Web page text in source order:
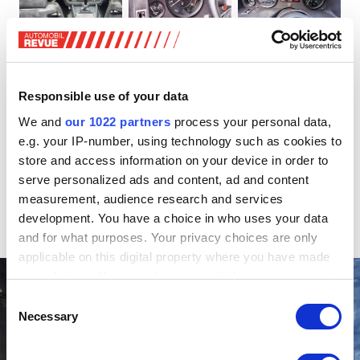
Responsible use of your data
We and our 1022 partners process your personal data,
e.g. your IP-number, using technology such as cookies to
store and access information on your device in order to
serve personalized ads and content, ad and content
measurement, audience research and services
development. You have a choice in who uses your data
and for what purposes. Your privacy choices are only
applicable on this digital property where you have made
your choices. You can change or withdraw your consent
the Privacy trigger icon.
Selection
Necessary
Auch wenn der Khamsin über den gleichen Radstand wie
doch eine komplette Neukonstruktion. Hinten gab es -
endlich - keine Starrachse mehr, sondern an
Doppelquerlenkern einzeln aufgehängte Räder, vorne
waren es Trapez-Dreieckquerlenker und Schraubenfedern.
Mit 4,4 Metern Länge war der Maserati doch ziemlich
kompakt (der Ghibli war doch fast 20 Zentimeter länger
gewesen), das Gewicht war 1550 Kilo für damalige
Verhältnisse relativ stattlich.